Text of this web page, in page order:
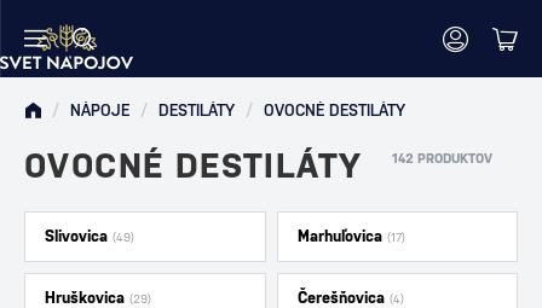
/ NÁPOJE / DESTILÁTY / OVOCNÉ DESTILÁTY
OVOCNÉ DESTILÁTY 142 PRODUKTOV
Slivovica (49) Marhuľovica (17)
Hruškovica (29) Čerešňovica (4)